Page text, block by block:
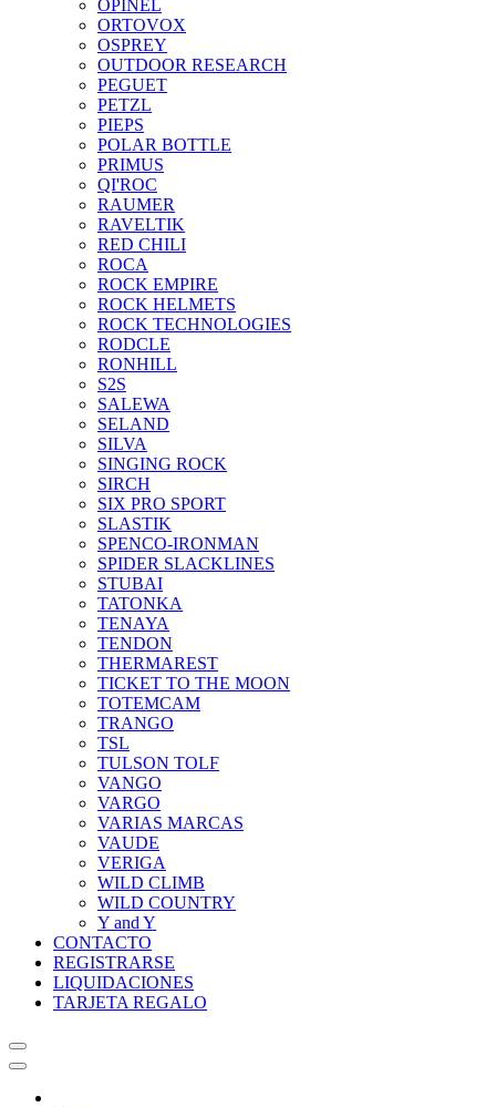
OPINEL
ORTOVOX
OSPREY
OUTDOOR RESEARCH
PEGUET
PETZL
PIEPS
POLAR BOTTLE
PRIMUS
QI'ROC
RAUMER
RAVELTIK
RED CHILI
ROCA
ROCK EMPIRE
ROCK HELMETS
ROCK TECHNOLOGIES
RODCLE
RONHILL
S2S
SALEWA
SELAND
SILVA
SINGING ROCK
SIRCH
SIX PRO SPORT
SLASTIK
SPENCO-IRONMAN
SPIDER SLACKLINES
STUBAI
TATONKA
TENAYA
TENDON
THERMAREST
TICKET TO THE MOON
TOTEMCAM
TRANGO
TSL
TULSON TOLF
VANGO
VARGO
VARIAS MARCAS
VAUDE
VERIGA
WILD CLIMB
WILD COUNTRY
Y and Y
CONTACTO
REGISTRARSE
LIQUIDACIONES
TARJETA REGALO